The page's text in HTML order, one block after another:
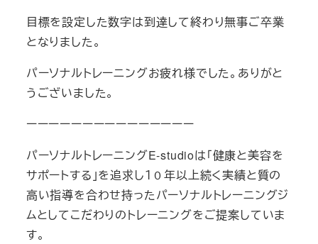
目標を設定した数字は到達して終わり無事ご卒業
となりました。
パーソナルトレーニングお疲れ様でした。ありがと
うございました。
ーーーーーーーーーーーーーーー
パーソナルトレーニングE-studioは「健康と美容を
サポートする」を追求し１０年以上続く実績と質の
高い指導を合わせ持ったパーソナルトレーニングジ
ムとしてこだわりのトレーニングをご提案していま
す。